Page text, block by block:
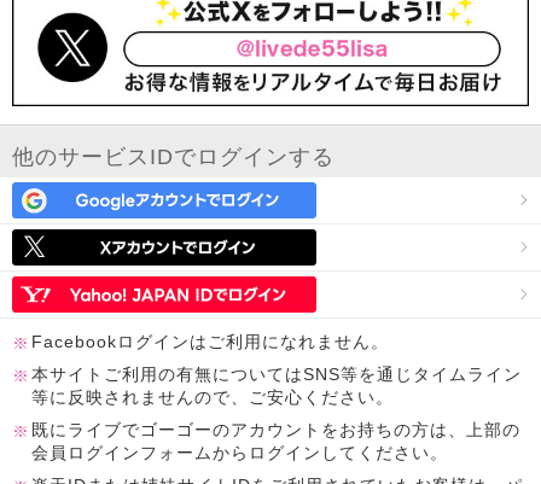
他のサービスIDでログインする
Facebookログインはご利用になれません。
本サイトご利用の有無についてはSNS等を通じタイムライン
等に反映されませんので、ご安心ください。
既にライブでゴーゴーのアカウントをお持ちの方は、上部の
会員ログインフォームからログインしてください。